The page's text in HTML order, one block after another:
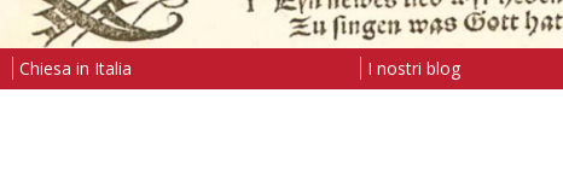
Chiesa in Italia I nostri blog